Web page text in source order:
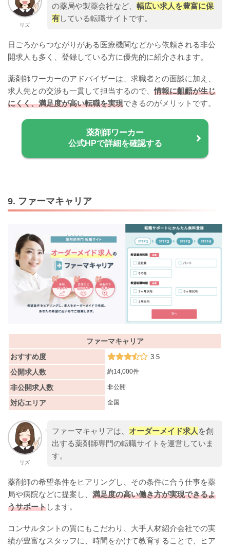
リズ
の薬局や製薬会社など、 幅広い求人を豊富に保
有している転職サイトです。
日ごろからつながりがある医療機関などから依頼される非公
開求人も多く、登録している方に優先的に紹介されます。
薬剤師ワーカーのアドバイザーは、求職者との面談に加え、
求人先との交渉も一貫して担当するので、情報に齟齬が生じ
にくく、満足度が高い転職を実現できるのがメリットです。
薬剤師ワーカー
公式HPで詳細を確認する
9. ファーマキャリア
ファーマキャリア
おすすめ度
3.5
公開求人数 約14,000件
非公開求人数 非公開
対応エリア 全国
リズ
ファーマキャリアは、 オーダーメイド求人 を創
出する薬剤師専門の転職サイトを運営していま
す。
薬剤師の希望条件をヒアリングし、その条件に合う仕事を薬
局や病院などに提案し、 満足度の高い働き方が実現できるよ
うサポートします。
コンサルタントの質にもこだわり、大手人材紹介会社での実
績が豊富なスタッフに、時間をかけて教育することで、ヒア